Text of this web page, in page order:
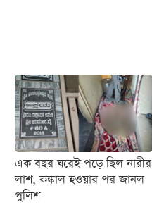
ই-
পেপার
এক বছর ঘরেই পড়ে ছিল নারীর
লাশ, কঙ্কাল হওয়ার পর জানল
পুলিশ